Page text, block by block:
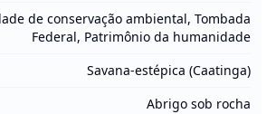
de conservação ambiental, Tombada
Federal, Patrimônio da humanidade
Savana-estépica (Caatinga)
Abrigo sob rocha